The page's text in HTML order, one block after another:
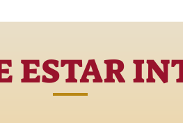
ESTAR